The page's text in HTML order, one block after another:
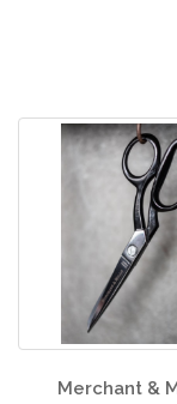
Merchant &